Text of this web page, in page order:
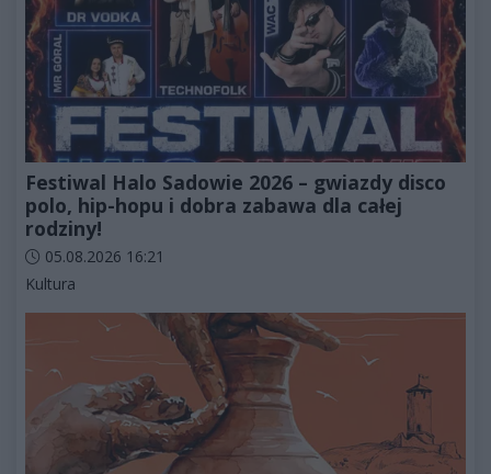
Festiwal Halo Sadowie 2026 – gwiazdy disco
polo, hip-hopu i dobra zabawa dla całej
rodziny!
Data dodania artykułu:
05.08.2026 16:21
Kategorie artykułu:
Kultura